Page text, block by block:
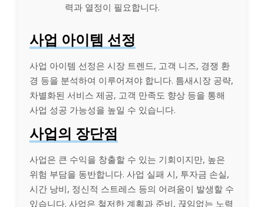
력과 열정이 필요합니다.
사업 아이템 선정
사업 아이템 선정은 시장 트렌드, 고객 니즈, 경쟁 환
경 등을 분석하여 이루어져야 합니다. 틈새시장 공략,
차별화된 서비스 제공, 고객 만족도 향상 등을 통해
사업 성공 가능성을 높일 수 있습니다.
사업의 장단점
사업은 큰 수익을 창출할 수 있는 기회이지만, 높은
위험 부담을 동반합니다. 사업 실패 시, 투자금 손실,
시간 낭비, 정신적 스트레스 등의 어려움이 발생할 수
있습니다. 사업은 철저한 계획과 준비, 끊임없는 노력